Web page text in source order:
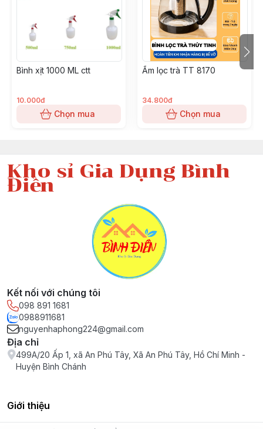
Bình xịt 1000 ML ctt
10.000đ
Chọn mua
Ấm lọc trà TT 8170
34.800đ
Chọn mua
Kho sỉ Gia Dụng Bình
Điền
Kết nối với chúng tôi
098 891 1681
0988911681
nguyenhaphong224@gmail.com
Địa chỉ
499A/20 Ấp 1, xã An Phú Tây, Xã An Phú Tây, Hồ Chí Minh -
Huyện Bình Chánh
Giới thiệu